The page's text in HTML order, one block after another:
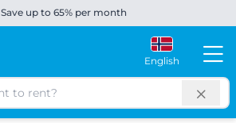
Save up to 65% per month
English